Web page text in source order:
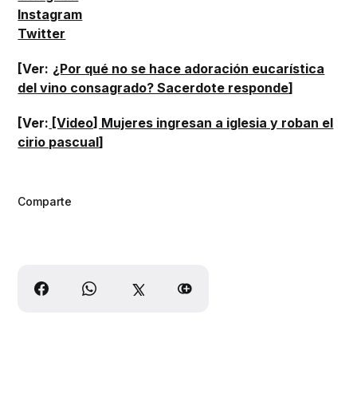
Instagram
Twitter
[Ver: ¿Por qué no se hace adoración eucarística
del vino consagrado? Sacerdote responde]
[Ver: [Video] Mujeres ingresan a iglesia y roban el
cirio pascual]
Comparte